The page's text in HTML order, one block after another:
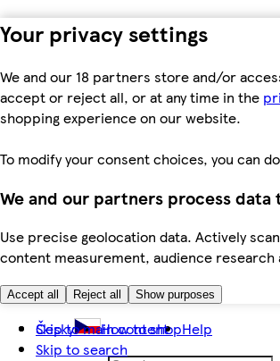
Your privacy settings
We and our 18 partners store and/or
accept or reject all, or at any time in the
shopping experience on our website.
To modify your consent choices, you can
We and our partners process data
Use precise geolocation data. Actively
content measurement, audience
Accept all Reject all Show purposes
Skip to main content
Skip to search
Česky How to shopHelp